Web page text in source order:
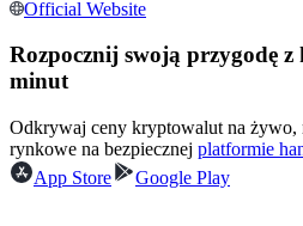
Dołącz do najlepszych traderów
Official Website
Rozpocznij swoją przygodę
minut
Odkrywaj ceny kryptowalut na żywo,
rynkowe na bezpiecznej platformie
App Store
Google Play